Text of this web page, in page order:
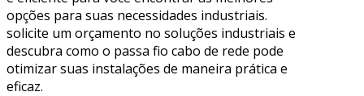
opções para suas necessidades industriais.
solicite um orçamento no soluções industriais e
descubra como o passa fio cabo de rede pode
otimizar suas instalações de maneira prática e
eficaz.